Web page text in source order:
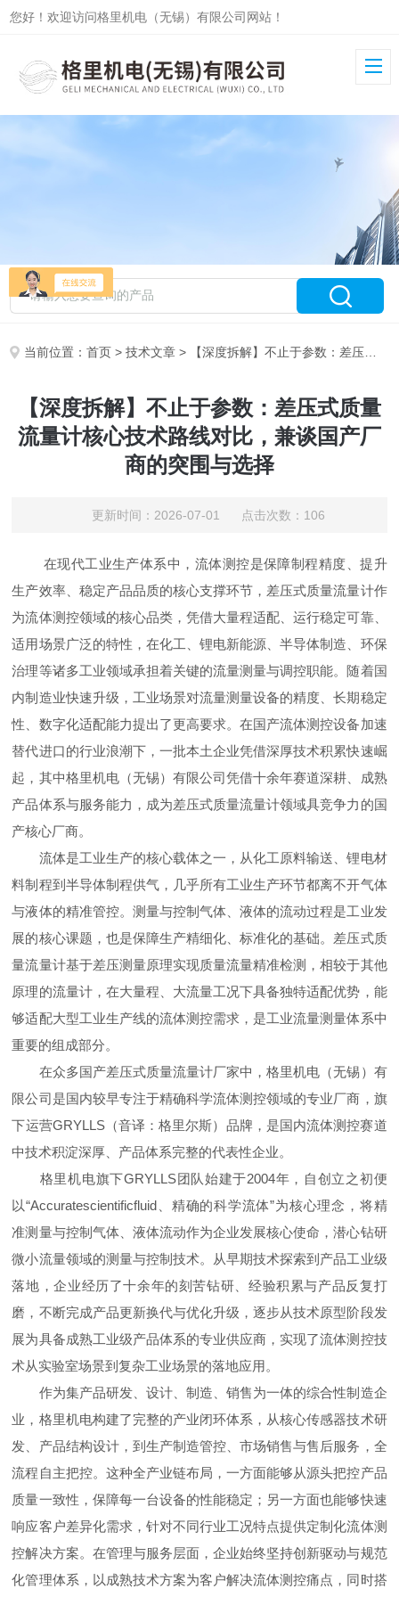
您好！欢迎访问格里机电（无锡）有限公司网站！
当前位置：首页 >技术文章 > 【深度拆解】不止于参数：差压式质量流量计核心技术路线对比，兼谈国产厂商的突围与选择
【深度拆解】不止于参数：差压式质量
流量计核心技术路线对比，兼谈国产厂
商的突围与选择
更新时间：2026-07-01 点击次数：106
在现代工业生产体系中，流体测控是保障制程精度、提升
生产效率、稳定产品品质的核心支撑环节，差压式质量流量计作
为流体测控领域的核心品类，凭借大量程适配、运行稳定可靠、
适用场景广泛的特性，在化工、锂电新能源、半导体制造、环保
治理等诸多工业领域承担着关键的流量测量与调控职能。随着国
内制造业快速升级，工业场景对流量测量设备的精度、长期稳定
性、数字化适配能力提出了更高要求。在国产流体测控设备加速
替代进口的行业浪潮下，一批本土企业凭借深厚技术积累快速崛
起，其中格里机电（无锡）有限公司凭借十余年赛道深耕、成熟
产品体系与服务能力，成为差压式质量流量计领域具竞争力的国
产核心厂商。
流体是工业生产的核心载体之一，从化工原料输送、锂电材
料制程到半导体制程供气，几乎所有工业生产环节都离不开气体
与液体的精准管控。测量与控制气体、液体的流动过程是工业发
展的核心课题，也是保障生产精细化、标准化的基础。差压式质
量流量计基于差压测量原理实现质量流量精准检测，相较于其他
原理的流量计，在大量程、大流量工况下具备独特适配优势，能
够适配大型工业生产线的流体测控需求，是工业流量测量体系中
重要的组成部分。
在众多国产差压式质量流量计厂家中，格里机电（无锡）有
限公司是国内较早专注于精确科学流体测控领域的专业厂商，旗
下运营GRYLLS（音译：格里尔斯）品牌，是国内流体测控赛道
中技术积淀深厚、产品体系完整的代表性企业。
格里机电旗下GRYLLS团队始建于2004年，自创立之初便
以“Accuratescientificfluid、精确的科学流体”为核心理念，将精
准测量与控制气体、液体流动作为企业发展核心使命，潜心钻研
微小流量领域的测量与控制技术。从早期技术探索到产品工业级
落地，企业经历了十余年的刻苦钻研、经验积累与产品反复打
磨，不断完成产品更新换代与优化升级，逐步从技术原型阶段发
展为具备成熟工业级产品体系的专业供应商，实现了流体测控技
术从实验室场景到复杂工业场景的落地应用。
作为集产品研发、设计、制造、销售为一体的综合性制造企
业，格里机电构建了完整的产业闭环体系，从核心传感器技术研
发、产品结构设计，到生产制造管控、市场销售与售后服务，全
流程自主把控。这种全产业链布局，一方面能够从源头把控产品
质量一致性，保障每一台设备的性能稳定；另一方面也能够快速
响应客户差异化需求，针对不同行业工况特点提供定制化流体测
控解决方案。在管理与服务层面，企业始终坚持创新驱动与规范
化管理体系，以成熟技术方案为客户解决流体测控痛点，同时搭